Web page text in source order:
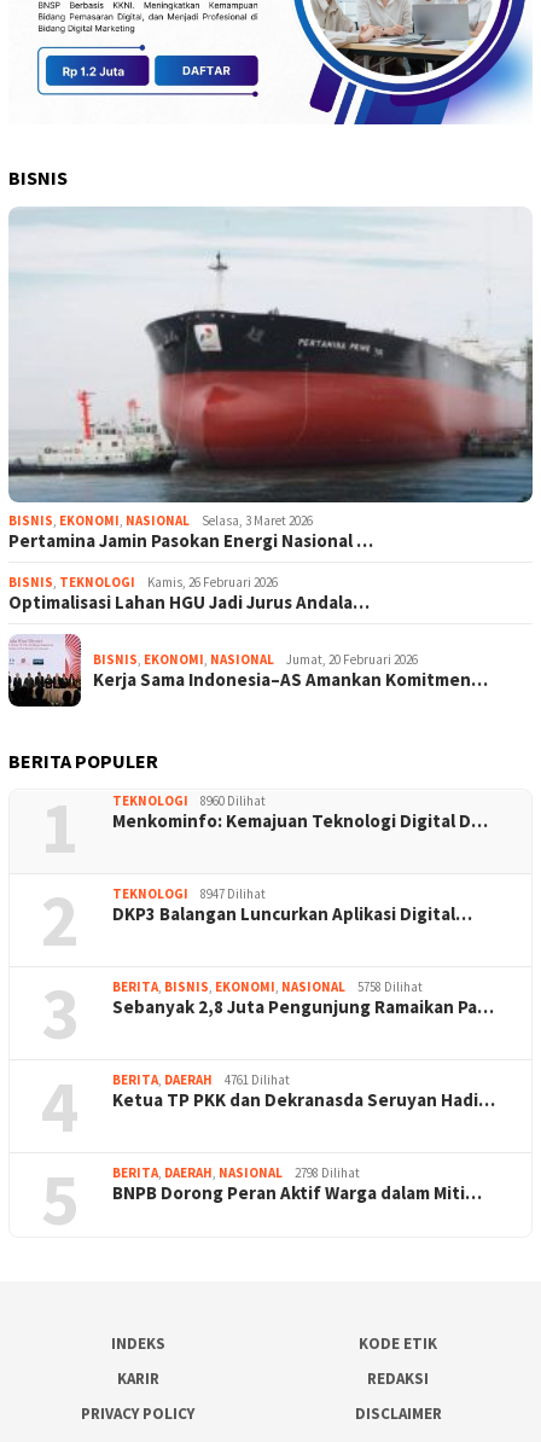
BISNIS
BISNIS, EKONOMI, NASIONAL Selasa, 3 Maret 2026
Pertamina Jamin Pasokan Energi Nasional …
BISNIS, TEKNOLOGI Kamis, 26 Februari 2026
Optimalisasi Lahan HGU Jadi Jurus Andala…
BISNIS, EKONOMI, NASIONAL Jumat, 20 Februari 2026
Kerja Sama Indonesia–AS Amankan Komitmen…
BERITA POPULER
1 TEKNOLOGI 8960 Dilihat
Menkominfo: Kemajuan Teknologi Digital D…
2 TEKNOLOGI 8947 Dilihat
DKP3 Balangan Luncurkan Aplikasi Digital…
3 BERITA, BISNIS, EKONOMI, NASIONAL 5758 Dilihat
Sebanyak 2,8 Juta Pengunjung Ramaikan Pa…
4 BERITA, DAERAH 4761 Dilihat
Ketua TP PKK dan Dekranasda Seruyan Hadi…
5 BERITA, DAERAH, NASIONAL 2798 Dilihat
BNPB Dorong Peran Aktif Warga dalam Miti…
INDEKS
KODE ETIK
KARIR
REDAKSI
PRIVACY POLICY
DISCLAIMER